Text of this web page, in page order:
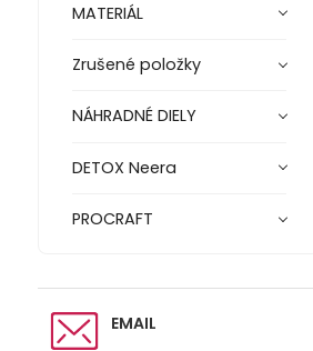
MATERIÁL
Zrušené položky
NÁHRADNÉ DIELY
DETOX Neera
PROCRAFT
EMAIL